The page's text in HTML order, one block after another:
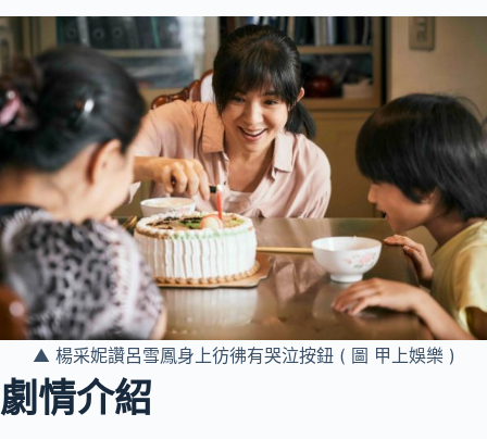
▲ 楊采妮讚呂雪鳳身上彷彿有哭泣按鈕 ( 圖 甲上娛樂 )
劇情介紹